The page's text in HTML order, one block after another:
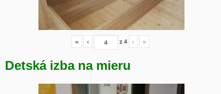
« ‹ z4 › »
Detská izba na mieru